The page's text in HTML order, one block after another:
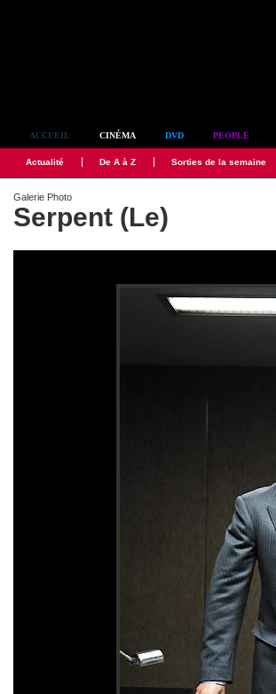
ACCUEIL CINÉMA DVD PEOPLE
Actualité De A à Z Sorties de la semaine
Galerie Photo
Serpent (Le)